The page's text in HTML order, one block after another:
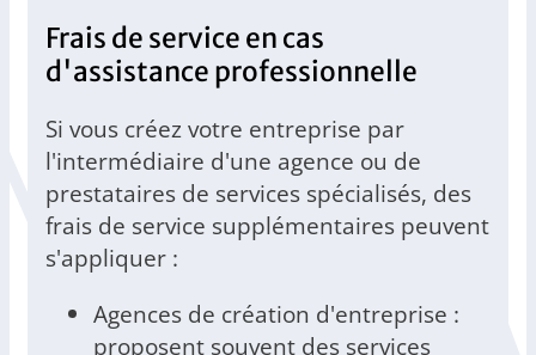
Frais de service en cas
d'assistance professionnelle
Si vous créez votre entreprise par
l'intermédiaire d'une agence ou de
prestataires de services spécialisés, des
frais de service supplémentaires peuvent
s'appliquer :
Agences de création d'entreprise :
proposent souvent des services